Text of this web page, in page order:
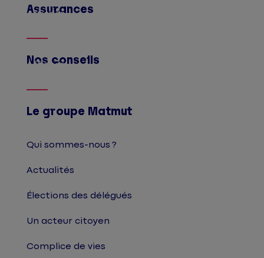
Assurances
Afficher
Nos conseils
Afficher
Le groupe Matmut
Qui sommes-nous ?
Actualités
Élections des délégués
Un acteur citoyen
Complice de vies